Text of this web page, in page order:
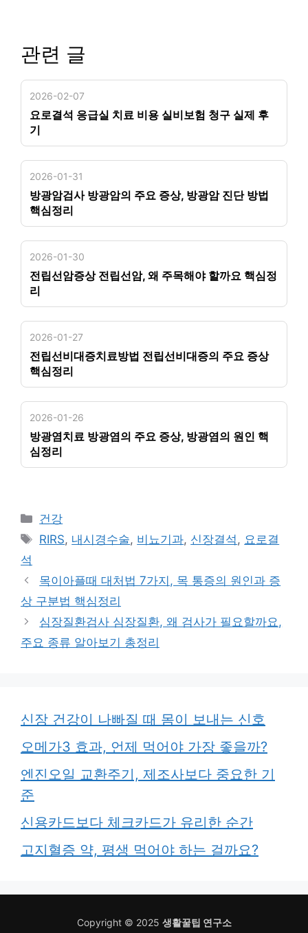
관련 글
2026-02-07
요로결석 응급실 치료 비용 실비보험 청구 실제 후
기
2026-01-31
방광암검사 방광암의 주요 증상, 방광암 진단 방법
핵심정리
2026-01-30
전립선암증상 전립선암, 왜 주목해야 할까요 핵심정
리
2026-01-27
전립선비대증치료방법 전립선비대증의 주요 증상
핵심정리
2026-01-26
방광염치료 방광염의 주요 증상, 방광염의 원인 핵
심정리
카
테
건강
태
RIRS, 내시경수술, 비뇨기과, 신장결석 , 요로결
석
목이아플때 대처법 7가지, 목 통증의 원인과 증
상 구분법 핵심정리
심장질환검사 심장질환, 왜 검사가 필요할까요,
주요 종류 알아보기 총정리
신장 건강이 나빠질 때 몸이 보내는 신호
오메가3 효과, 언제 먹어야 가장 좋을까?
엔진오일 교환주기, 제조사보다 중요한 기
준
신용카드보다 체크카드가 유리한 순간
고지혈증 약, 평생 먹어야 하는 걸까요?
Copyright © 2025 생활꿀팁 연구소